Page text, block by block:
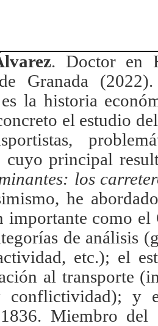
. Doctor en
Granada
la historia
el estudio
cuyo principal
los
he
importante como el
de análisis
etc.); el
al transporte
conflictividad); y
Miembro del